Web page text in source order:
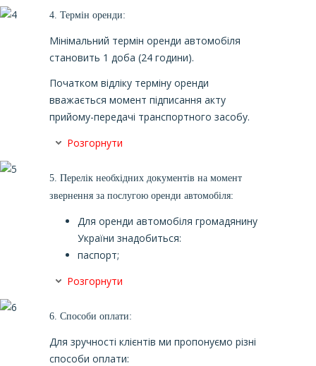
4. Термін оренди:
Мінімальний термін оренди автомобіля
становить 1 доба (24 години).
Початком відліку терміну оренди
вважається момент підписання акту
прийому-передачі транспортного засобу.
Розгорнути
5. Перелік необхідних документів на момент
звернення за послугою оренди автомобіля:
Для оренди автомобіля громадянину
України знадобиться:
паспорт;
Розгорнути
6. Способи оплати:
Для зручності клієнтів ми пропонуємо різні
способи оплати: